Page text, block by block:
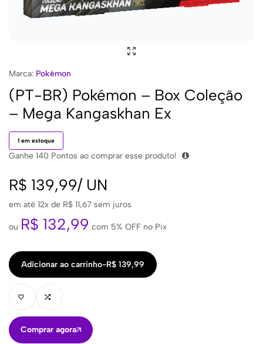
Marca: Pokémon
(PT-BR) Pokémon – Box Coleção
– Mega Kangaskhan Ex
1 em estoque
Ganhe 140 Pontos ao comprar esse produto!
R$ 139,99/ UN
em até 12x de R$ 11,67 sem juros
ou R$ 132,99 com 5% OFF no Pix
Adicionar ao carrinho-R$ 139,99
Comprar agora